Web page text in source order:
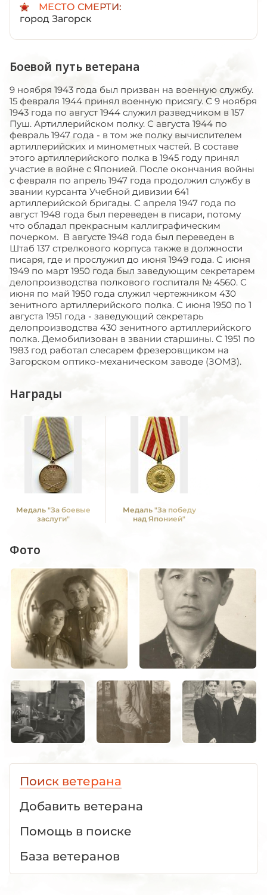
МЕСТО СМЕРТИ:
город Загорск
Боевой путь ветерана
9 ноября 1943 года был призван на военную службу.
15 февраля 1944 принял военную присягу. С 9 ноября
1943 года по август 1944 служил разведчиком в 157
Пуш. Артиллерийском полку. С августа 1944 по
февраль 1947 года - в том же полку вычислителем
артиллерийских и минометных частей. В составе
этого артиллерийского полка в 1945 году принял
участие в войне с Японией. После окончания войны
с февраля по апрель 1947 года продолжил службу в
звании курсанта Учебной дивизии 641
артиллерийской бригады. С апреля 1947 года по
август 1948 года был переведен в писари, потому
что обладал прекрасным каллиграфическим
почерком. В августе 1948 года был переведен в
Штаб 137 стрелкового корпуса также в должности
писаря, где и прослужил до июня 1949 года. С июня
1949 по март 1950 года был заведующим секретарем
делопроизводства полкового госпиталя № 4560. С
июня по май 1950 года служил чертежником 430
зенитного артиллерийского полка. С июня 1950 по 1
августа 1951 года - заведующий секретарь
делопроизводства 430 зенитного артиллерийского
полка. Демобилизован в звании старшины. С 1951 по
1983 год работал слесарем фрезеровщиком на
Загорском оптико-механическом заводе (ЗОМЗ).
Награды
Медаль "За боевые
заслуги"
Медаль "За победу
над Японией"
Фото
Поиск ветерана
Добавить ветерана
Помощь в поиске
База ветеранов